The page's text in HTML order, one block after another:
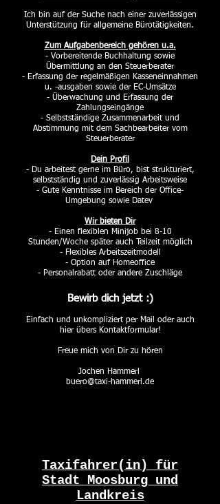
Ich bin auf der Suche nach einer zuverlässigen
Unterstützung für allgemeine Bürotätigkeiten.
Zum Aufgabenbereich gehören u.a.
- Vorbereitende Buchhaltung sowie
Übermittlung an den Steuerberater
- Erfassung der regelmäßigen Kasseneinnahmen
u. -ausgaben sowie der EC-Umsätze
- Überwachung und Erfassung der
Zahlungseingänge
- Selbstständige Zusammenarbeit und
Abstimmung mit dem Sachbearbeiter vom
Steuerberater
Dein Profil
- Du arbeitest gerne im Büro, bist strukturiert,
selbstständig und zuverlässig Arbeitsweise
- Gute Kenntnisse im Bereich der Office-
Umgebung sowie Datev
Wir bieten Dir
- Einen flexiblen Minijob bei 8-10
Stunden/Woche später auch Teilzeit möglich
- Flexibles Arbeitszeitmodell
- Option auf Homeoffice
- Personalrabatt oder andere Zuschläge
Bewirb dich jetzt :)
Einfach und unkompliziert per Mail oder auch
hier übers Kontaktformular!
Freue mich von Dir zu hören
Jochen Hammerl
buero@taxi-hammerl.de
Taxifahrer(in) für
Stadt Moosburg und
Landkreis